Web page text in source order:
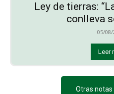
Ley de tierras:
conlleva
05/08/
Leer
Otras notas